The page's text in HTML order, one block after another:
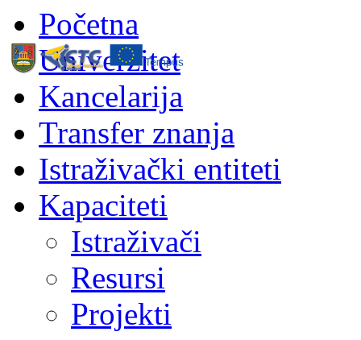
Početna
Univerzitet
Kancelarija
Transfer znanja
Istraživački entiteti
Kapaciteti
Istraživači
Resursi
Projekti